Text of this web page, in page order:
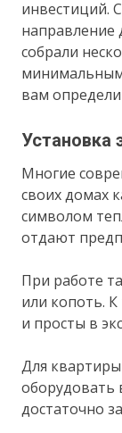
инвестиций.
направление
собрали
вам
Установка
Многие
своих домах
символом
отдают
При работе
или копоть.
и просты в
Для
достаточно